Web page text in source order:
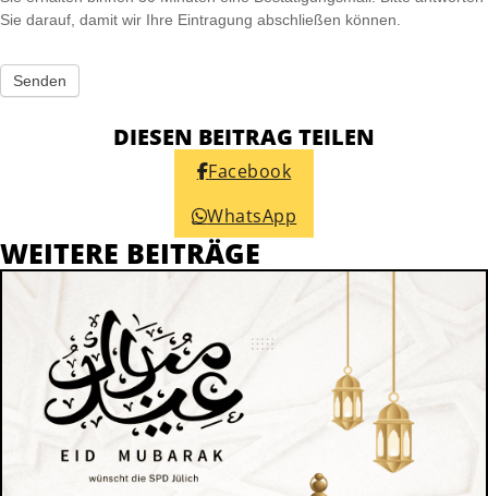
Sie darauf, damit wir Ihre Eintragung abschließen können.
Senden
DIESEN BEITRAG TEILEN
Facebook
WhatsApp
WEITERE BEITRÄGE